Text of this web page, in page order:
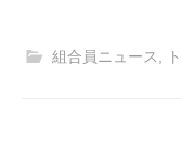
組合員ニュース,